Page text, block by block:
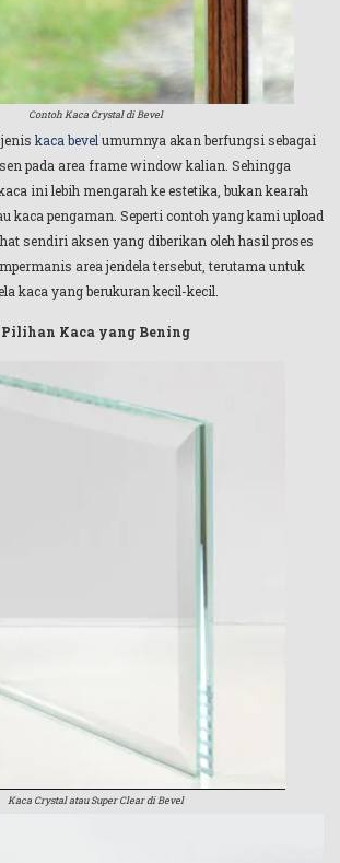
Contoh Kaca Crystal di Bevel
kaca bevel umumnya akan berfungsi sebagai
pada area frame window kalian. Sehingga
ini lebih mengarah ke estetika, bukan kearah
kaca pengaman. Seperti contoh yang kami upload
sendiri aksen yang diberikan oleh hasil proses
area jendela tersebut, terutama untuk
kaca yang berukuran kecil-kecil.
Pilihan Kaca yang Bening
Kaca Crystal atau Super Clear di Bevel